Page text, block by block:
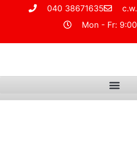
040 38671635
Mon - Fr: